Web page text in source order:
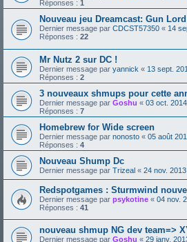
Réponses : 1
Nouveau jeu Dreamcast: Gun Lord
Dernier message par CDCST57350 « 14
Réponses : 22
Mr Nutz 2 sur DC !
Dernier message par yannick « 13 sept.
Réponses : 2
3 nouveaux shmups pour cette
Dernier message par Goshu « 03 oct.
Réponses : 7
Homebrew for Wide screen
Dernier message par nonosto « 05 août
Réponses : 4
Nouveau Shump Dc
Dernier message par Trizeal « 24 nov.
Redspotgames : Sturmwind
Dernier message par psykotine « 04 nov.
Réponses : 41
nouveau shmup NG dev team=>
Dernier message par Goshu « 29 janv.